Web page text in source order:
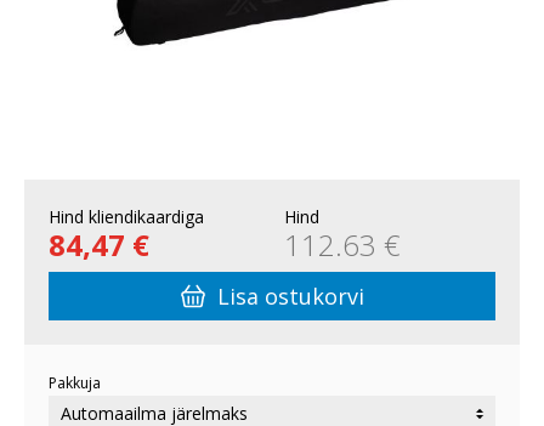
Hind kliendikaardiga
84,47 €
Hind
112.63 €
Lisa ostukorvi
Pakkuja